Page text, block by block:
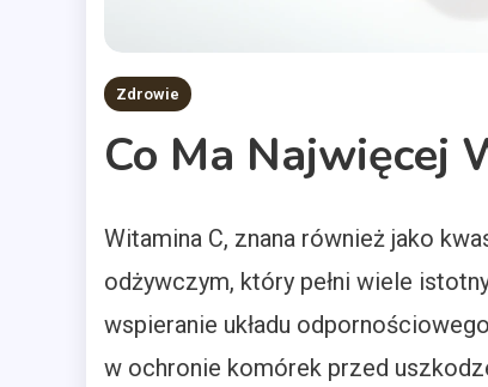
Zdrowie
Co Ma Najwięcej
Witamina C, znana również jako
odżywczym, który pełni wiele
wspieranie układu
w ochronie komórek przed